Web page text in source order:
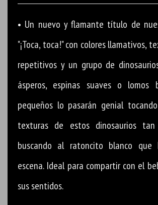
• Un nuevo y flamante título de
"¡Toca, toca!" con colores llamativos,
repetitivos y un grupo de
ásperos, espinas suaves o lomos
pequeños lo pasarán genial
texturas de estos dinosaurios
buscando al ratoncito blanco que
escena. Ideal para compartir con el
sus sentidos.